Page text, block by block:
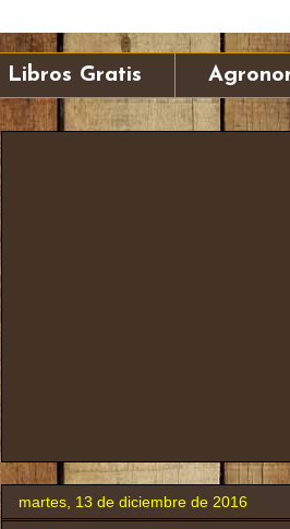
Libros Gratis
martes, 13 de diciembre de 2016